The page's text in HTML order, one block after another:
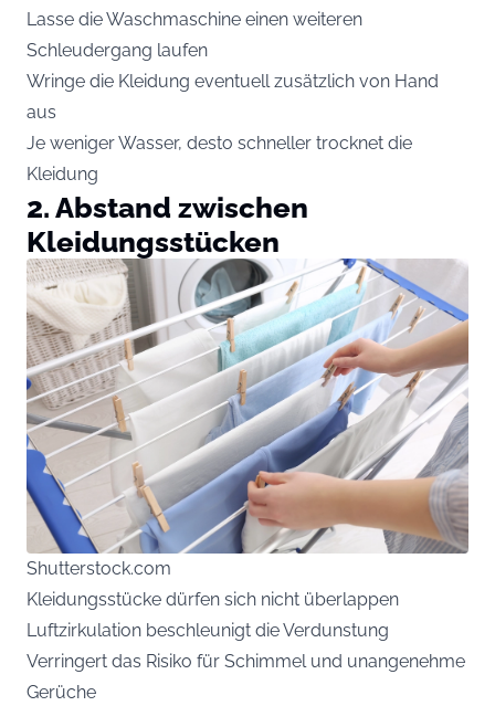
Lasse die Waschmaschine einen weiteren
Schleudergang laufen
Wringe die Kleidung eventuell zusätzlich von Hand
aus
Je weniger Wasser, desto schneller trocknet die
Kleidung
2. Abstand zwischen
Kleidungsstücken
Shutterstock.com
Kleidungsstücke dürfen sich nicht überlappen
Luftzirkulation beschleunigt die Verdunstung
Verringert das Risiko für Schimmel und unangenehme
Gerüche